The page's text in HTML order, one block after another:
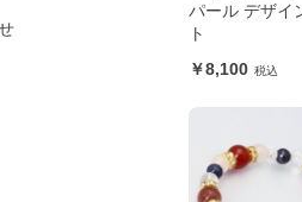
パール デザイ
ト
8,100